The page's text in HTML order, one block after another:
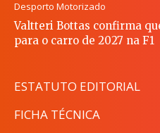
Desporto Motorizado
Valtteri Bottas confirma
para o carro de 2027 na F1
ESTATUTO EDITORIAL
FICHA TÉCNICA